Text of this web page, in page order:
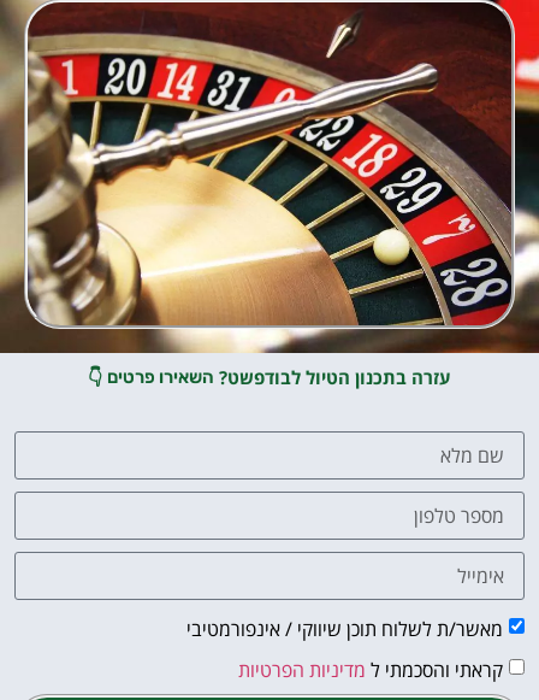
עזרה בתכנון הטיול לבודפשט? השאירו פרטים 👇
מאשר/ת לשלוח תוכן שיווקי / אינפורמטיבי
קראתי והסכמתי ל מדיניות הפרטיות